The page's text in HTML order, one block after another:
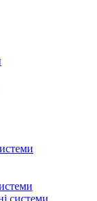
системи